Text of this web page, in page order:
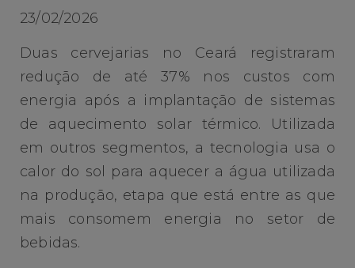
23/02/2026
Duas cervejarias no Ceará registraram
redução de até 37% nos custos com
energia após a implantação de sistemas
de aquecimento solar térmico. Utilizada
em outros segmentos, a tecnologia usa o
calor do sol para aquecer a água utilizada
na produção, etapa que está entre as que
mais consomem energia no setor de
bebidas.